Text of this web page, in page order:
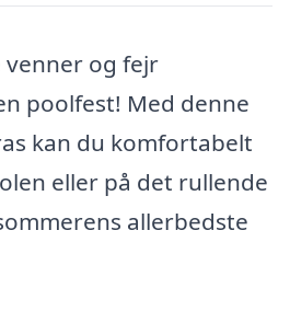
venner og fejr
poolfest! Med denne
kan du komfortabelt
eller på det rullende
allerbedste